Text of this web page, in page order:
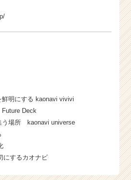
明にする kaonavi vivivi
Future Deck
う場所
kaonavi universe
にするカオナビ